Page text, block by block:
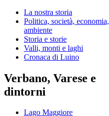
La nostra storia
Politica, società, economia,
ambiente
Storia e storie
Valli, monti e laghi
Cronaca di Luino
Verbano, Varese e
dintorni
Lago Maggiore